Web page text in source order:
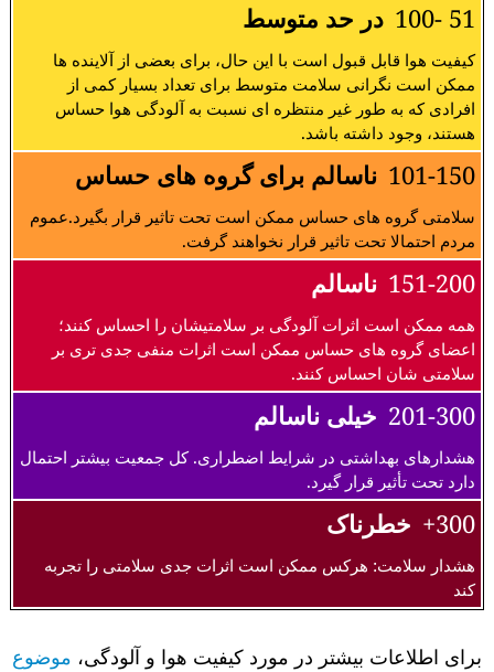
51 -100 در حد متوسط
کیفیت هوا قابل قبول است با این حال، برای بعضی از آلاینده ها
ممکن است نگرانی سلامت متوسط برای تعداد بسیار کمی از
افرادی که به طور غیر منتظره ای نسبت به آلودگی هوا حساس
هستند، وجود داشته باشد.
101-150 ناسالم برای گروه های حساس
سلامتی گروه های حساس ممکن است تحت تاثیر قرار بگیرد.عموم
مردم احتمالا تحت تاثیر قرار نخواهند گرفت.
151-200 ناسالم
همه ممکن است اثرات آلودگی بر سلامتیشان را احساس کنند؛
اعضای گروه های حساس ممکن است اثرات منفی جدی تری بر
سلامتی شان احساس کنند.
201-300 خیلی ناسالم
هشدارهای بهداشتی در شرایط اضطراری. کل جمعیت بیشتر احتمال
دارد تحت تأثیر قرار گیرد.
300+ خطرناک
هشدار سلامت: هرکس ممکن است اثرات جدی سلامتی را تجربه
کند
برای اطلاعات بیشتر در مورد کیفیت هوا و آلودگی، موضوع